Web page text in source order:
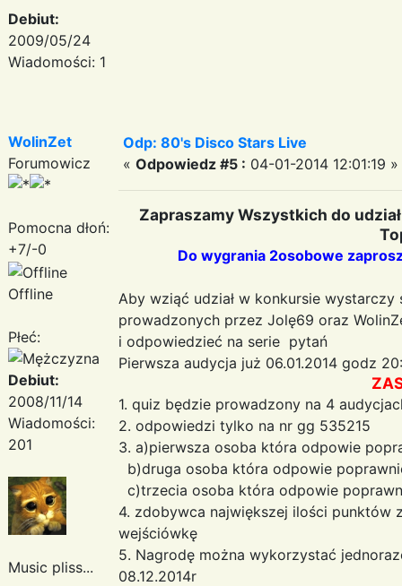
Debiut:
2009/05/24
Wiadomości: 1
WolinZet
Forumowicz
Pomocna dłoń:
+7/-0
Offline
Płeć:
Debiut:
2008/11/14
Wiadomości:
201
Music pliss...
Odp: 80's Disco Stars Live
« Odpowiedz #5 : 04-01-2014 12:01:19 »
Zapraszamy Wszystkich do
Do wygrania 2osobowe
Aby wziąć udział w konkursie wystarczy
prowadzonych przez Jolę69 oraz
i odpowiedzieć na serie pytań
Pierwsza audycja już 06.01.2014 godz
1. quiz będzie prowadzony na 4
2. odpowiedzi tylko na nr gg 535215
3. a)pierwsza osoba która odpowie
b)druga osoba która odpowie
c)trzecia osoba która odpowie
4. zdobywca największej ilości punktów
wejściówkę
5. Nagrodę można wykorzystać
08.12.2014r